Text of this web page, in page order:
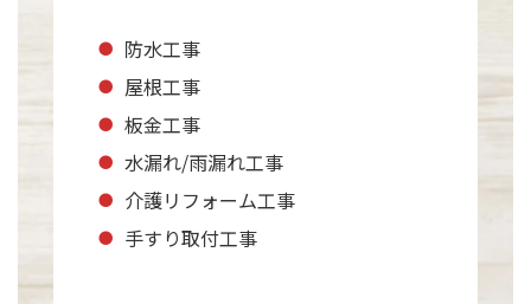
防水工事
屋根工事
板金工事
水漏れ/雨漏れ工事
介護リフォーム工事
手すり取付工事